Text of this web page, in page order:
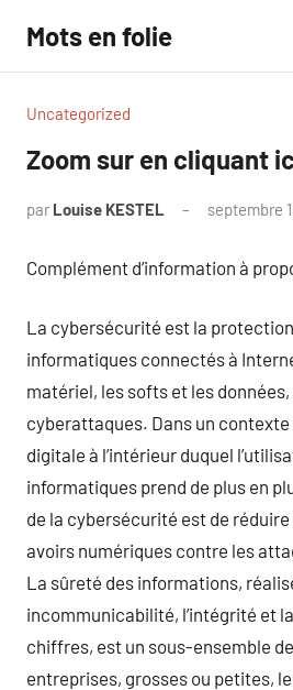
contenu
Mots en folie
Uncategorized
Zoom sur en cliquant
par Louise KESTEL septembre
Complément d’information à
La cybersécurité est la
informatiques connectés à
matériel, les softs et les
cyberattaques. Dans un
digitale à l’intérieur duquel
informatiques prend de plus en
de la cybersécurité est de
avoirs numériques contre les
La sûreté des informations,
incommunicabilité, l’intégrité et
chiffres, est un sous-ensemble
entreprises, grosses ou petites,